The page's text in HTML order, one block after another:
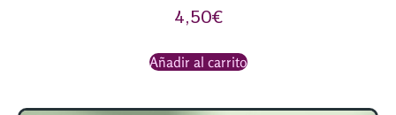
4,50€
Añadir al carrito